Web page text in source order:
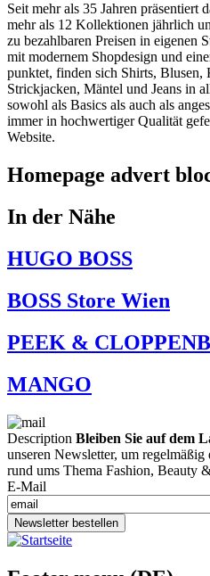
Seit mehr als 35 Jahren präsentiert
mehr als 12 Kollektionen jährlich
zu bezahlbaren Preisen in eigenen
mit modernem Shopdesign und
punktet, finden sich Shirts, Blusen,
Strickjacken, Mäntel und Jeans in
sowohl als Basics als auch als
immer in hochwertiger Qualität
Website.
Homepage advert
In der Nähe
HUGO BOSS
BOSS Store Wien
PEEK &
MANGO
Description Bleiben Sie auf dem
unseren Newsletter, um
rund ums Thema Fashion, Beauty
E-Mail
Newsletter bestellen